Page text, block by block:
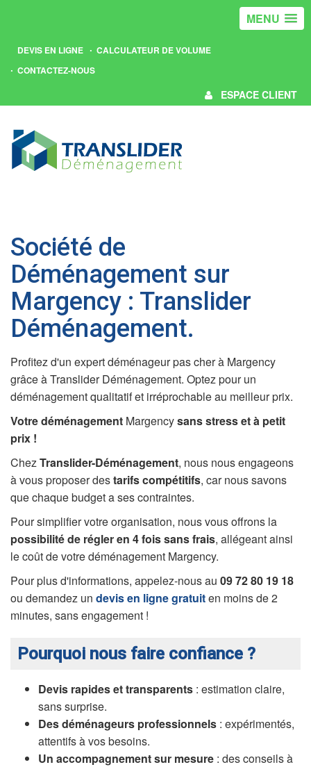
MENU
DEVIS EN LIGNE
CALCULATEUR DE VOLUME
CONTACTEZ-NOUS
ESPACE CLIENT
Société de
Déménagement sur
Margency : Translider
Déménagement.
Profitez d'un expert déménageur pas cher à Margency
grâce à Translider Déménagement. Optez pour un
déménagement qualitatif et irréprochable au meilleur prix.
Votre déménagement Margencysans stress et à petit
prix !
ChezTranslider-Déménagement, nous nous engageons
à vous proposer destarifs compétitifs, car nous savons
que chaque budget a ses contraintes.
Pour simplifier votre organisation, nous vous offrons la
possibilité de régler en 4 fois sans frais, allégeant ainsi
le coût de votre déménagement Margency.
Pour plus d'informations, appelez-nous au 09 72 80 19 18
ou demandez un devis en ligne gratuiten moins de 2
minutes, sans engagement !
Pourquoi nous faire confiance ?
Devis rapides et transparents : estimation claire,
sans surprise.
Des déménageurs professionnels : expérimentés,
attentifs à vos besoins.
Un accompagnement sur mesure : des conseils à